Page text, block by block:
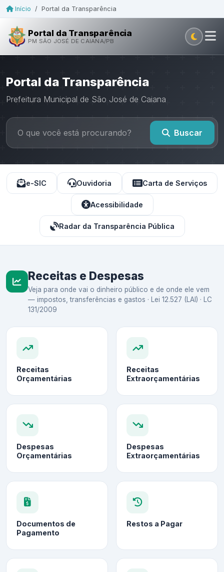
Início / Portal da Transparência
Portal da Transparência
PM SÃO JOSÉ DE CAIANA/PB
Portal da Transparência
Prefeitura Municipal de São José de Caiana
Buscar
e-SIC Ouvidoria Carta de Serviços
Acessibilidade
Radar da Transparência Pública
Receitas e Despesas
Veja para onde vai o dinheiro público e de onde ele vem
— impostos, transferências e gastos · Lei 12.527 (LAI) · LC
131/2009
Receitas
Orçamentárias
Receitas
Extraorçamentárias
Despesas
Orçamentárias
Despesas
Extraorçamentárias
Documentos de
Pagamento
Restos a Pagar